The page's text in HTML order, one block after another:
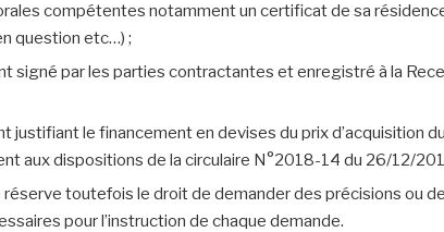
compétentes notamment un certificat de sa
question etc…) ;
signé par les parties contractantes et enregistré à la
justifiant le financement en devises du prix d’acquisition
aux dispositions de la circulaire N°2018-14 du 26/12/
réserve toutefois le droit de demander des précisions ou
pour l’instruction de chaque demande.